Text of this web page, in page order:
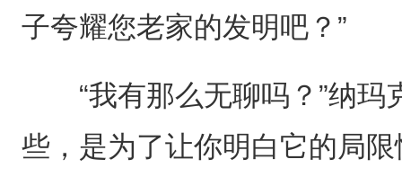
子夸耀您老家的发明吧？”
“我有那么无聊吗？”纳玛
些，是为了让你明白它的局